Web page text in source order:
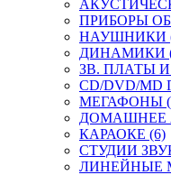
ПРИБОРЫ
НАУШНИКИ
ДИНАМИКИ
ЗВ. ПЛАТЫ
CD/DVD/
МЕГАФОНЫ
ДОМАШНЕЕ
КАРАОКЕ (6)
СТУДИИ
ЛИНЕЙНЫЕ